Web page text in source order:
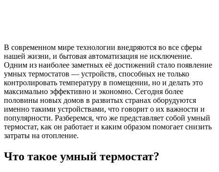
В современном мире технологии внедряются во все сферы
нашей жизни, и бытовая автоматизация не исключение.
Одним из наиболее заметных её достижений стало появление
умных термостатов — устройств, способных не только
контролировать температуру в помещении, но и делать это
максимально эффективно и экономно. Сегодня более
половины новых домов в развитых странах оборудуются
именно такими устройствами, что говорит о их важности и
популярности. Разберемся, что же представляет собой умный
термостат, как он работает и каким образом помогает снизить
затраты на отопление.
Что такое умный термостат?